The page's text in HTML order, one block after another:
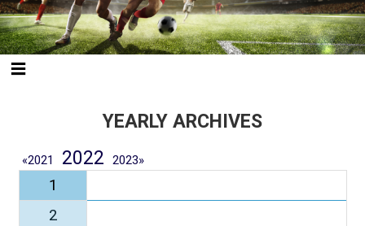
YEARLY ARCHIVES
Link to Year Archives
2021 Link to Year Archives
2022 Link to Year Archives
2023
1
2